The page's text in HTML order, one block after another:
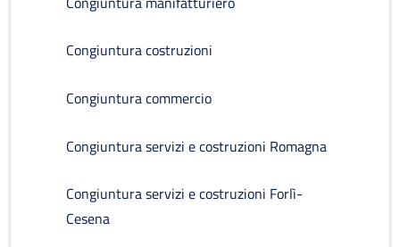
Congiuntura costruzioni
Congiuntura commercio
Congiuntura servizi e costruzioni Romagna
Congiuntura servizi e costruzioni Forlì-
Cesena